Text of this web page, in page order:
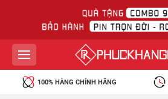
100% HÀNG CHÍNH HÃNG